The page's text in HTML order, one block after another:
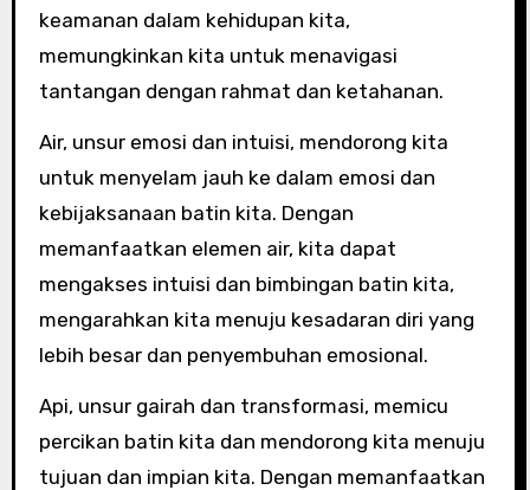
keamanan dalam kehidupan kita,
memungkinkan kita untuk menavigasi
tantangan dengan rahmat dan ketahanan.
Air, unsur emosi dan intuisi, mendorong kita
untuk menyelam jauh ke dalam emosi dan
kebijaksanaan batin kita. Dengan
memanfaatkan elemen air, kita dapat
mengakses intuisi dan bimbingan batin kita,
mengarahkan kita menuju kesadaran diri yang
lebih besar dan penyembuhan emosional.
Api, unsur gairah dan transformasi, memicu
percikan batin kita dan mendorong kita menuju
tujuan dan impian kita. Dengan memanfaatkan